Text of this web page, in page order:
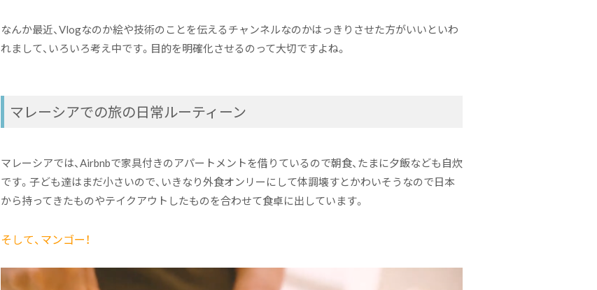
なんか最近、Vlogなのか絵や技術のことを伝えるチャンネルなのかはっきりさせた方がいいといわ
れまして、いろいろ考え中です。目的を明確化させるのって大切ですよね。
マレーシアでの旅の日常ルーティーン
マレーシアでは、Airbnbで家具付きのアパートメントを借りているので朝食、たまに夕飯なども自炊
です。子ども達はまだ小さいので、いきなり外食オンリーにして体調壊すとかわいそうなので日本
から持ってきたものやテイクアウトしたものを合わせて食卓に出しています。
そして、マンゴー！